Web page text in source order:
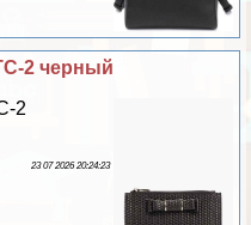
2 черный
2
23 07 2026 20:24:23